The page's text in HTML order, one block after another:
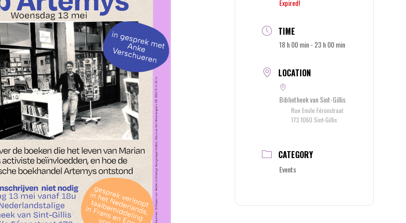
Expired!
TIME
18 h 00 min - 23 h 00 min
LOCATION
Bibliotheek van Sint-Gillis
Rue Emile Féronstraat
173 1060 Sint-Gillis
CATEGORY
Events